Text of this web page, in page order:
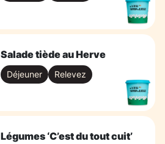
Salade tiède au Herve
Déjeuner Relevez
Légumes ‘C’est du tout cuit’